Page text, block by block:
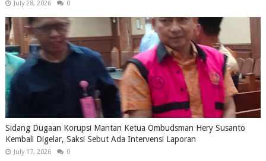
July 28, 2026 0
Sidang Dugaan Korupsi Mantan Ketua Ombudsman Hery Susanto
Kembali Digelar, Saksi Sebut Ada Intervensi Laporan
July 17, 2026 0